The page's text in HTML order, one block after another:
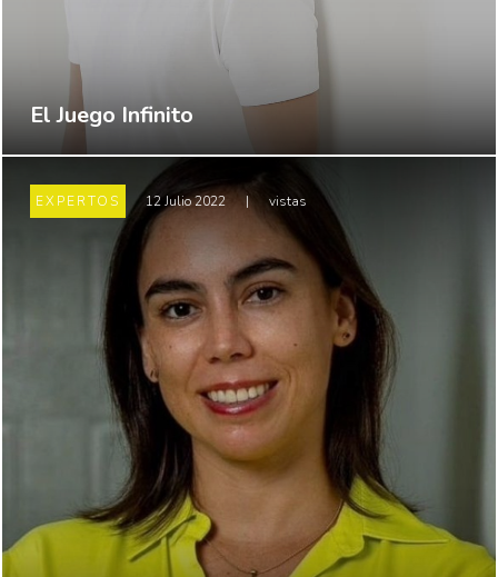
El Juego Infinito
EXPERTOS 12 Julio 2022 | vistas